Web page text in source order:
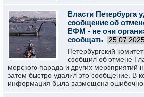
Власти Петербурга
сообщение об
ВФМ - не они
сообщать
25.07.2025
Петербургский
сообщил об отмене
морского парада и других мероприятий
затем быстро удалил это сообщение. В
информация была размещена ошибочно.